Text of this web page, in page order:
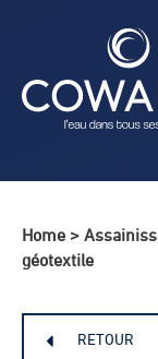
Home >
géotextile
RETOUR